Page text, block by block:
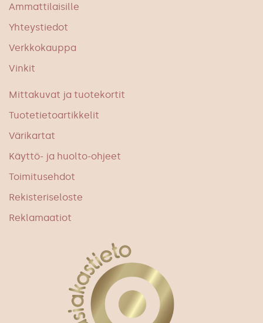
Ammattilaisille
Yhteystiedot
Verkkokauppa
Vinkit
Mittakuvat ja tuotekortit
Tuotetietoartikkelit
Värikartat
Käyttö- ja huolto-ohjeet
Toimitusehdot
Rekisteriseloste
Reklamaatiot